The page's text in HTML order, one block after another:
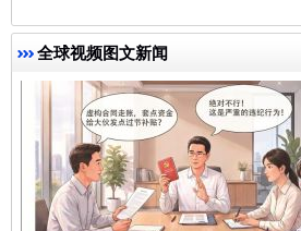
全球视频图文新闻
揭开“小金库”的免责幌子